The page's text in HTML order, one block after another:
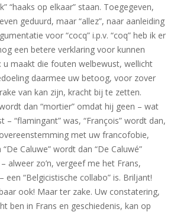
“haaks op elkaar” staan. Toegegeven,
geduurd, maar “allez”, naar aanleiding
voor “cocq” i.p.v. “coq” heb ik er
een betere verklaring voor kunnen
u maakt die fouten welbewust, wellicht
daarmee uw betoog, voor zover
van kan zijn, kracht bij te zetten.
dan “mortier” omdat hij geen – wat
– “flamingant” was, “François” wordt dan,
met uw francofobie,
“De Caluwe” wordt dan “De Caluwé”
alweer zo’n, vergeef me het Frans,
een “Belgicistische collabo” is. Briljant!
ook! Maar ter zake. Uw constatering,
ben in Frans en geschiedenis, kan op